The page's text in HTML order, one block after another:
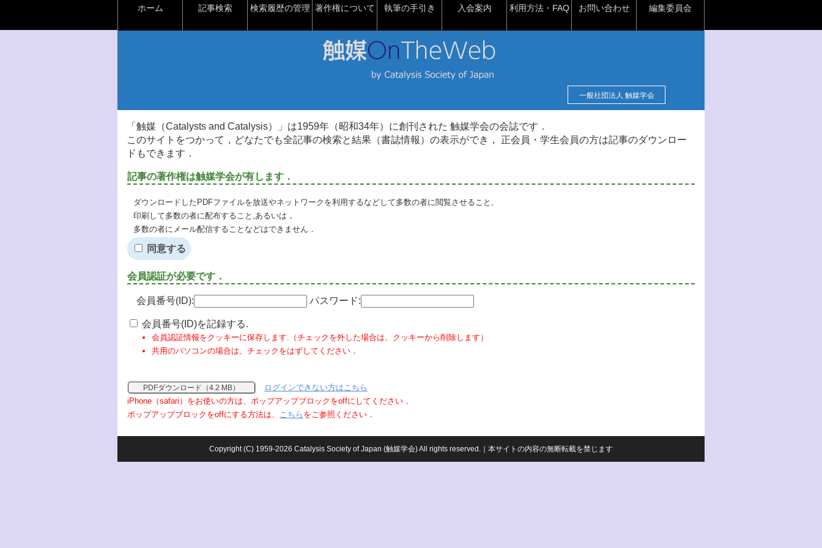
ホーム 記事検索 検索履歴の管理 著作権について 執筆の手引き 入会案内 利用方法・FAQ お問い合わせ 編集委員会
一般社団法人 触媒学会
「触媒（Catalysts and Catalysis）」は1959年（昭和34年）に創刊された 触媒学会の会誌です．
このサイトをつかって，どなたでも全記事の検索と結果（書誌情報）の表示ができ， 正会員・学生会員の方は記事のダウンロー
ドもできます．
記事の著作権は触媒学会が有します．
ダウンロードしたPDFファイルを放送やネットワークを利用するなどして多数の者に閲覧させること,
印刷して多数の者に配布すること,あるいは，
多数の者にメール配信することなどはできません．
同意する
会員認証が必要です．
会員番号(ID): パスワード:
会員番号(ID)を記録する.
会員認証情報をクッキーに保存します.（チェックを外した場合は、クッキーから削除します）
共用のパソコンの場合は、チェックをはずしてください．
PDFダウンロード（4.2 MB）
ログインできない方はこちら
iPhone（safari）をお使いの方は、ポップアップブロックをoffにしてください．
ポップアップブロックをoffにする方法は、 こちら をご参照ください．
Copyright (C) 1959-2026 Catalysis Society of Japan (触媒学会) All rights reserved.｜本サイトの内容の無断転載を禁じます